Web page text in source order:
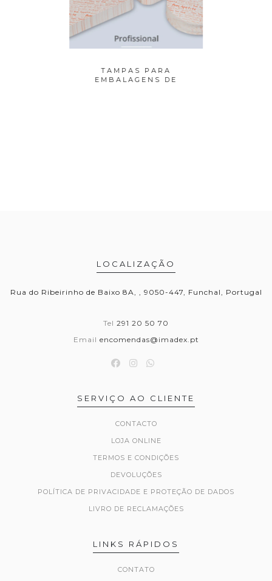
TAMPAS PARA
EMBALAGENS DE
LOCALIZAÇÃO
Rua do Ribeirinho de Baixo 8A, , 9050-447, Funchal, Portugal
Tel 291 20 50 70
Email encomendas@imadex.pt
SERVIÇO AO CLIENTE
CONTACTO
LOJA ONLINE
TERMOS E CONDIÇÕES
DEVOLUÇÕES
POLÍTICA DE PRIVACIDADE E PROTEÇÃO DE DADOS
LIVRO DE RECLAMAÇÕES
LINKS RÁPIDOS
CONTATO